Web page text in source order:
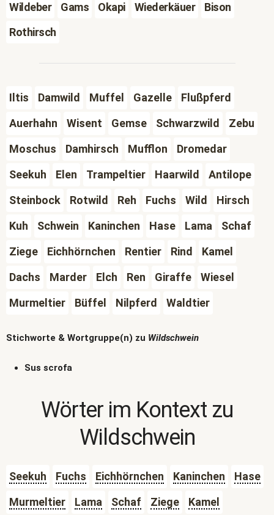
Wildeber
Gams Okapi Wiederkäuer
Bison
Rothirsch
Iltis Damwild Muffel Gazelle
Flußpferd
Auerhahn
Wisent Gemse Schwarzwild
Zebu
Moschus
Damhirsch Mufflon
Dromedar
Seekuh
Elen Trampeltier Haarwild
Antilope
Steinbock
Rotwild Reh Fuchs Wild
Hirsch
Kuh
Schwein Kaninchen Hase Lama
Schaf
Ziege
Eichhörnchen Rentier Rind
Kamel
Dachs
Marder Elch Ren Giraffe
Wiesel
Murmeltier
Büffel Nilpferd Waldtier
Stichworte & Wortgruppe(n) zu Wildschwein
Sus scrofa
Wörter im Kontext zu
Wildschwein
Seekuh Fuchs Eichhörnchen Kaninchen
Hase
Murmeltier
Lama Schaf Ziege Kamel